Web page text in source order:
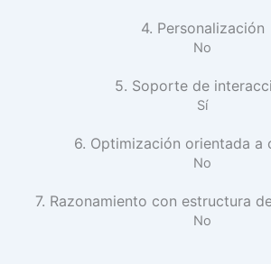
4. Personalización
No
5. Soporte de
Sí
6. Optimización orientada a
No
7. Razonamiento con estructura
No